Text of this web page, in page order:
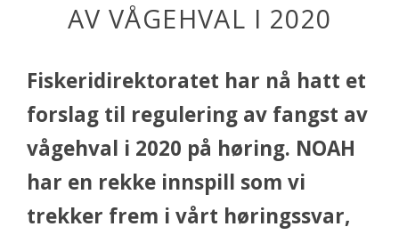
AV VÅGEHVAL I 2020
Fiskeridirektoratet har nå hatt et
forslag til regulering av fangst av
vågehval i 2020 på høring. NOAH
har en rekke innspill som vi
trekker frem i vårt høringssvar,